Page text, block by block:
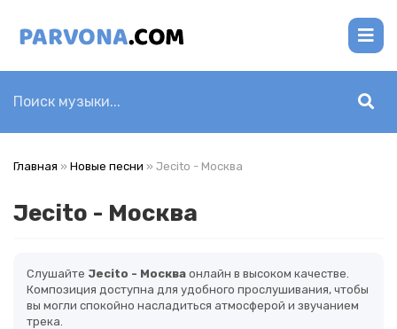
Главная » Новые песни » Jecito - Москва
Jecito - Москва
Слушайте Jecito - Москва онлайн в высоком качестве.
Композиция доступна для удобного прослушивания, чтобы
вы могли спокойно насладиться атмосферой и звучанием
трека.